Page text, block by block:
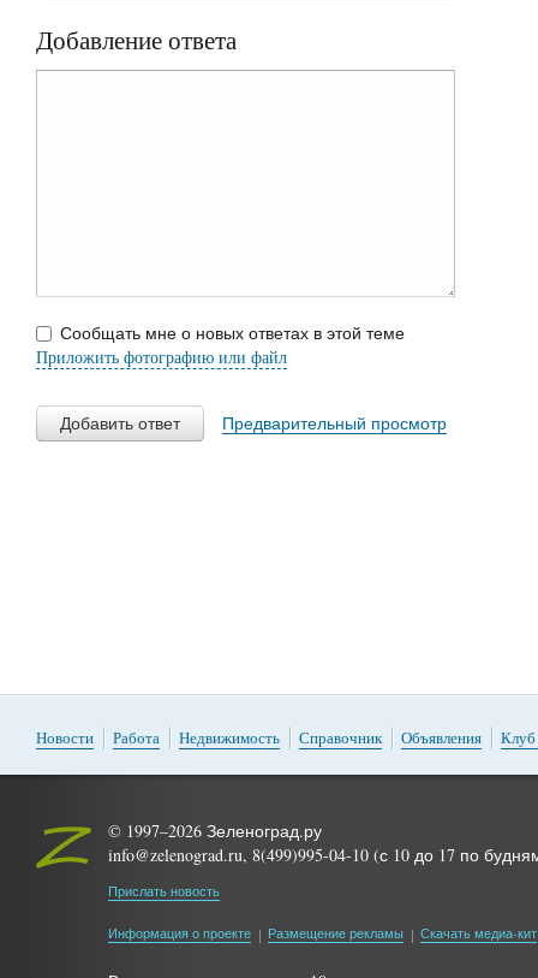
Добавление ответа
Сообщать мне о новых ответах в этой теме
Приложить фотографию или файл
Добавить ответ Предварительный просмотр
Новости Работа Недвижимость Справочник Объявления Клуб
© 1997–2026 Зеленоград.ру
info@zelenograd.ru, 8(499)995-04-10 (с 10 до 17 по
Прислать новость
Информация о проекте Размещение рекламы Скачать медиа-кит